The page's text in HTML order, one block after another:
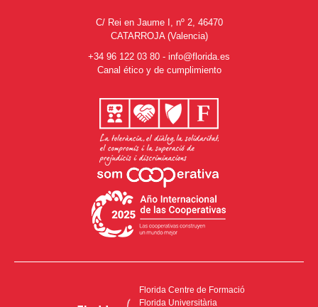
C/ Rei en Jaume I, nº 2, 46470
CATARROJA (Valencia)
+34 96 122 03 80 - info@florida.es
Canal ético y de cumplimiento
Florida Centre de Formació
Florida Universitària